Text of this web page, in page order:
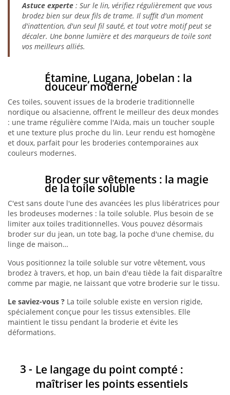
Astuce experte : Sur le lin, vérifiez régulièrement que vous
brodez bien sur deux fils de trame. Il suffit d'un moment
d'inattention, d'un seul fil sauté, et tout votre motif peut se
décaler. Une bonne lumière et des marqueurs de toile sont
vos meilleurs alliés.
Étamine, Lugana, Jobelan : la
douceur moderne
Ces toiles, souvent issues de la broderie traditionnelle
nordique ou alsacienne, offrent le meilleur des deux mondes
: une trame régulière comme l'Aïda, mais un toucher souple
et une texture plus proche du lin. Leur rendu est homogène
et doux, parfait pour les broderies contemporaines aux
couleurs modernes.
Broder sur vêtements : la magie
de la toile soluble
C'est sans doute l'une des avancées les plus libératrices pour
les brodeuses modernes : la toile soluble. Plus besoin de se
limiter aux toiles traditionnelles. Vous pouvez désormais
broder sur du jean, un tote bag, la poche d'une chemise, du
linge de maison…
Vous positionnez la toile soluble sur votre vêtement, vous
brodez à travers, et hop, un bain d'eau tiède la fait disparaître
comme par magie, ne laissant que votre broderie sur le tissu.
Le saviez-vous ? La toile soluble existe en version rigide,
spécialement conçue pour les tissus extensibles. Elle
maintient le tissu pendant la broderie et évite les
déformations.
Le langage du point compté :
maîtriser les points essentiels